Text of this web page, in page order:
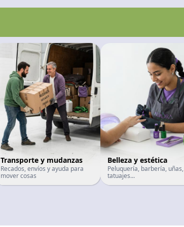
Transporte y mudanzas
Recados, envíos y ayuda para
mover cosas
Belleza y estética
Peluquería, barbería, uñas,
tatuajes...